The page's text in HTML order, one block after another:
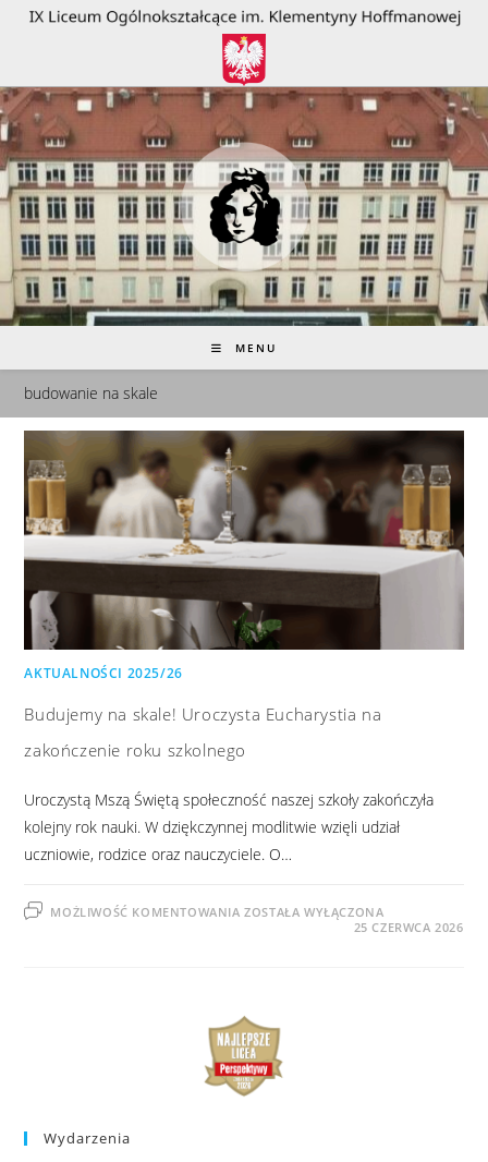
treści
MENU
budowanie na skale
AKTUALNOŚCI 2025/26
Budujemy na skale! Uroczysta Eucharystia na
zakończenie roku szkolnego
Uroczystą Mszą Świętą społeczność naszej szkoły zakończyła
kolejny rok nauki. W dziękczynnej modlitwie wzięli udział
uczniowie, rodzice oraz nauczyciele. O…
MOŻLIWOŚĆ KOMENTOWANIAZOSTAŁA WYŁĄCZONA
25 CZERWCA 2026
Wydarzenia